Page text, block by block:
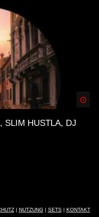
HUSTLA, DJ
| NUTZUNG | SETS| KONTAKT